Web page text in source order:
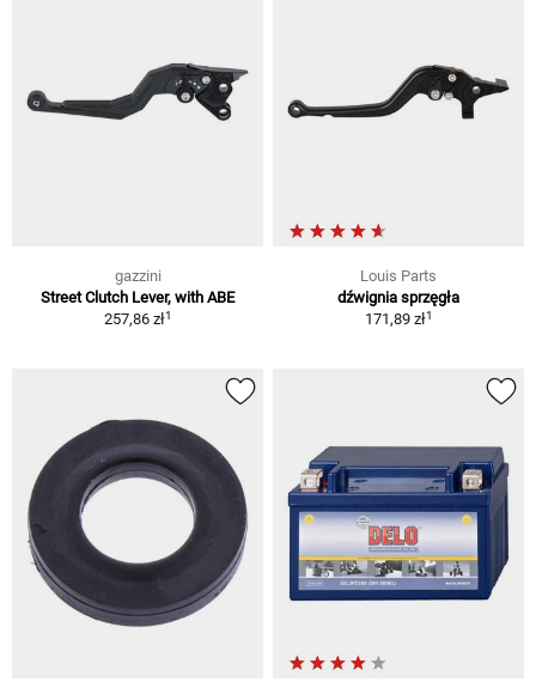
gazzini
Street Clutch Lever, with ABE
257,86 zł1
Louis Parts
dźwignia sprzęgła
171,89 zł1